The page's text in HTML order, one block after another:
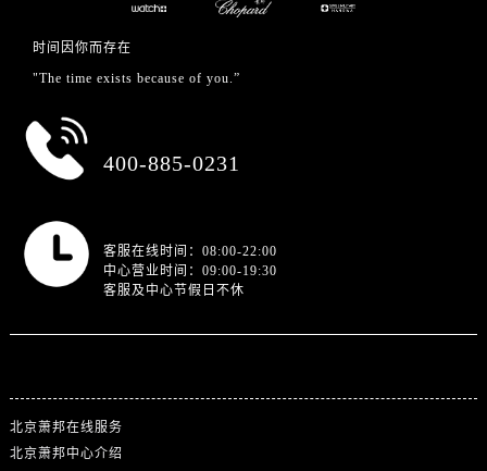
时间因你而存在
"The time exists because of you.”
400-885-0231
客服在线时间：08:00-22:00
中心营业时间：09:00-19:30
客服及中心节假日不休
北京萧邦在线服务
北京萧邦中心介绍